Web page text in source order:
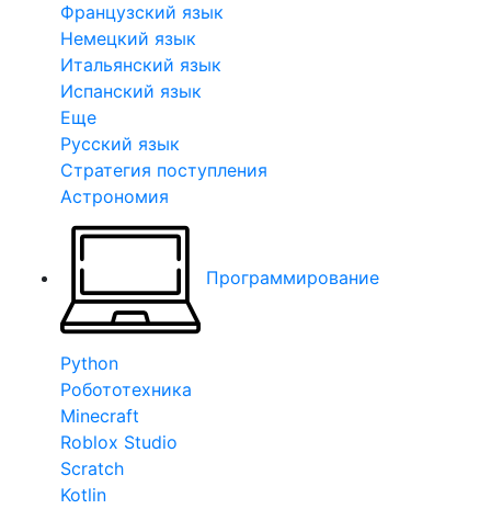
Французский язык
Немецкий язык
Итальянский язык
Испанский язык
Еще
Русский язык
Стратегия поступления
Астрономия
Программирование
Python
Робототехника
Minecraft
Roblox Studio
Scratch
Kotlin